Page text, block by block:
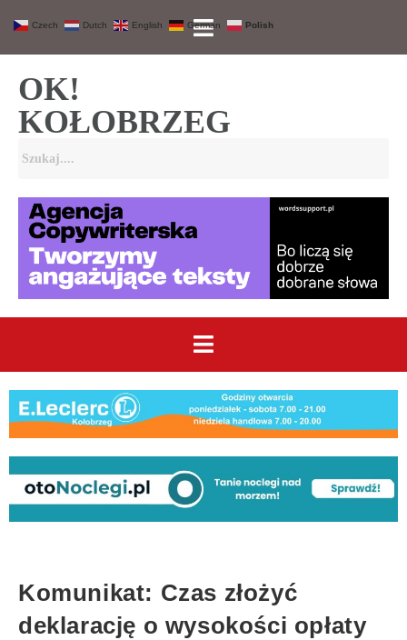
OK!
KOŁOBRZEG
Komunikat: Czas złożyć
deklarację o wysokości opłaty
Czech Dutch English German Polish